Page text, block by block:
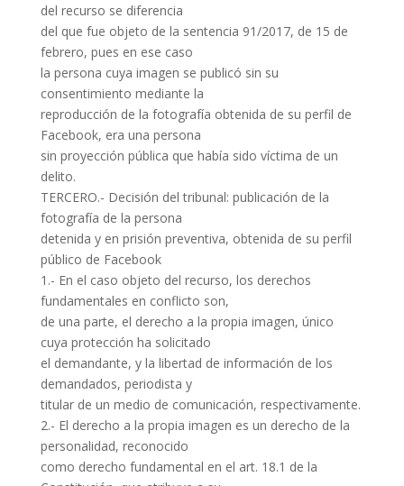
del recurso se diferencia
del que fue objeto de la sentencia 91/2017, de 15 de
febrero, pues en ese caso
la persona cuya imagen se publicó sin su
consentimiento mediante la
reproducción de la fotografía obtenida de su perfil de
Facebook, era una persona
sin proyección pública que había sido víctima de un
delito.
TERCERO.- Decisión del tribunal: publicación de la
fotografía de la persona
detenida y en prisión preventiva, obtenida de su perfil
público de Facebook
1.- En el caso objeto del recurso, los derechos
fundamentales en conflicto son,
de una parte, el derecho a la propia imagen, único
cuya protección ha solicitado
el demandante, y la libertad de información de los
demandados, periodista y
titular de un medio de comunicación, respectivamente.
2.- El derecho a la propia imagen es un derecho de la
personalidad, reconocido
como derecho fundamental en el art. 18.1 de la